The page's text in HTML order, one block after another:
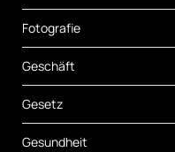
Fotografie
Geschäft
Gesetz
Gesundheit